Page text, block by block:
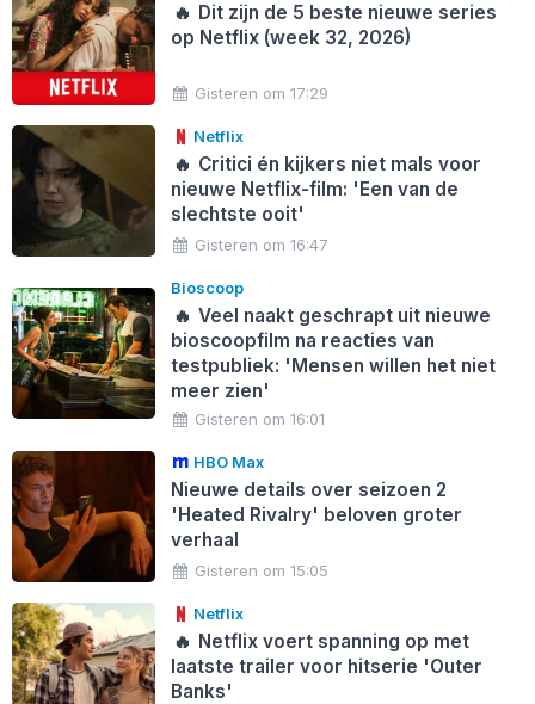
🔥 Dit zijn de 5 beste nieuwe series
op Netflix (week 32, 2026)
Gisteren om 17:29
Netflix
🔥 Critici én kijkers niet mals voor
nieuwe Netflix-film: 'Een van de
slechtste ooit'
Gisteren om 16:47
Bioscoop
🔥 Veel naakt geschrapt uit nieuwe
bioscoopfilm na reacties van
testpubliek: 'Mensen willen het niet
meer zien'
Gisteren om 16:01
HBO Max
Nieuwe details over seizoen 2
'Heated Rivalry' beloven groter
verhaal
Gisteren om 15:05
Netflix
🔥 Netflix voert spanning op met
laatste trailer voor hitserie 'Outer
Banks'